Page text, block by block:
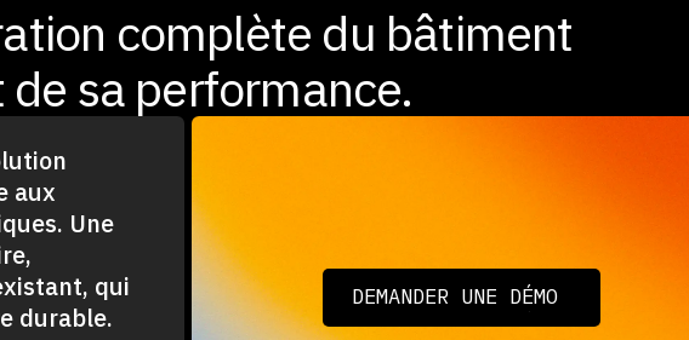
complète du bâtiment
de sa performance.
aux
Une
qui
durable.
DEMANDER UNE DÉMO
DEMANDER UNE DÉMO